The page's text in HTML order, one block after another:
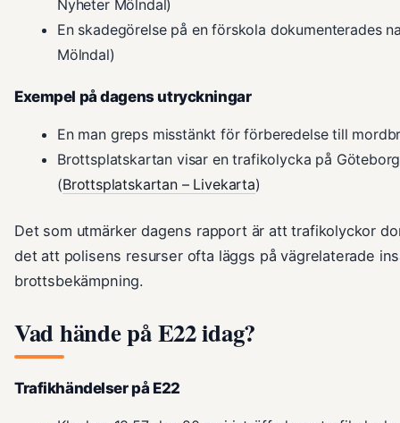
Nyheter Mölndal)
En skadegörelse på en förskola dokumenterades
Mölndal)
Exempel på dagens utryckningar
En man greps misstänkt för förberedelse till
Brottsplatskartan visar en trafikolycka på
(Brottsplatskartan – Livekarta)
Det som utmärker dagens rapport är att trafikolyckor
det att polisens resurser ofta läggs på vägrelaterade
brottsbekämpning.
Vad hände på E22 idag?
Trafikhändelser på E22